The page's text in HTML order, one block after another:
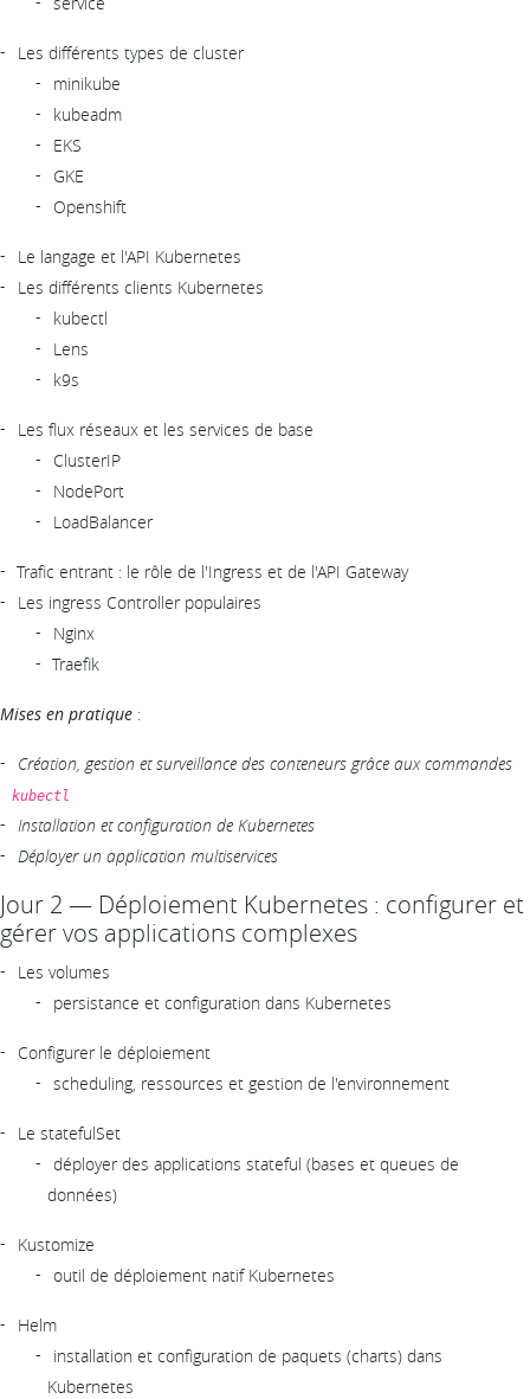
Les différents types de cluster
minikube
kubeadm
EKS
GKE
Openshift
Le langage et l'API Kubernetes
Les différents clients Kubernetes
kubectl
Lens
k9s
Les flux réseaux et les services de base
ClusterIP
NodePort
LoadBalancer
Trafic entrant : le rôle de l'Ingress et de l'API Gateway
Les ingress Controller populaires
Nginx
Traefik
Mises en pratique :
Création, gestion et surveillance des conteneurs grâce aux commandes
kubectl
Installation et configuration de Kubernetes
Déployer un application multiservices
Jour 2 — Déploiement Kubernetes : configurer et
gérer vos applications complexes
Les volumes
persistance et configuration dans Kubernetes
Configurer le déploiement
scheduling, ressources et gestion de l'environnement
Le statefulSet
déployer des applications stateful (bases et queues de
données)
Kustomize
outil de déploiement natif Kubernetes
Helm
installation et configuration de paquets (charts) dans
Kubernetes